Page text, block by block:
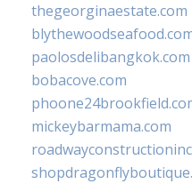
thegeorginaestate.com
paolosdelibangkok.com
bobacove.com
mickeybarmama.com